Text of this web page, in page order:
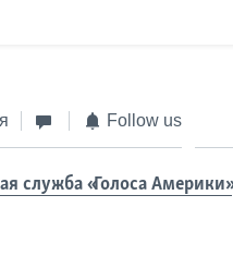
Follow us
служба «Голоса Америки»